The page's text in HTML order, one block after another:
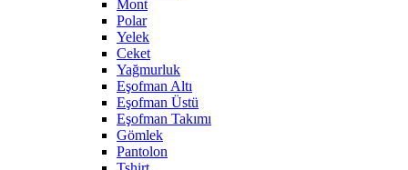
Mont
Polar
Yelek
Ceket
Yağmurluk
Eşofman Altı
Eşofman Üstü
Eşofman Takımı
Gömlek
Pantolon